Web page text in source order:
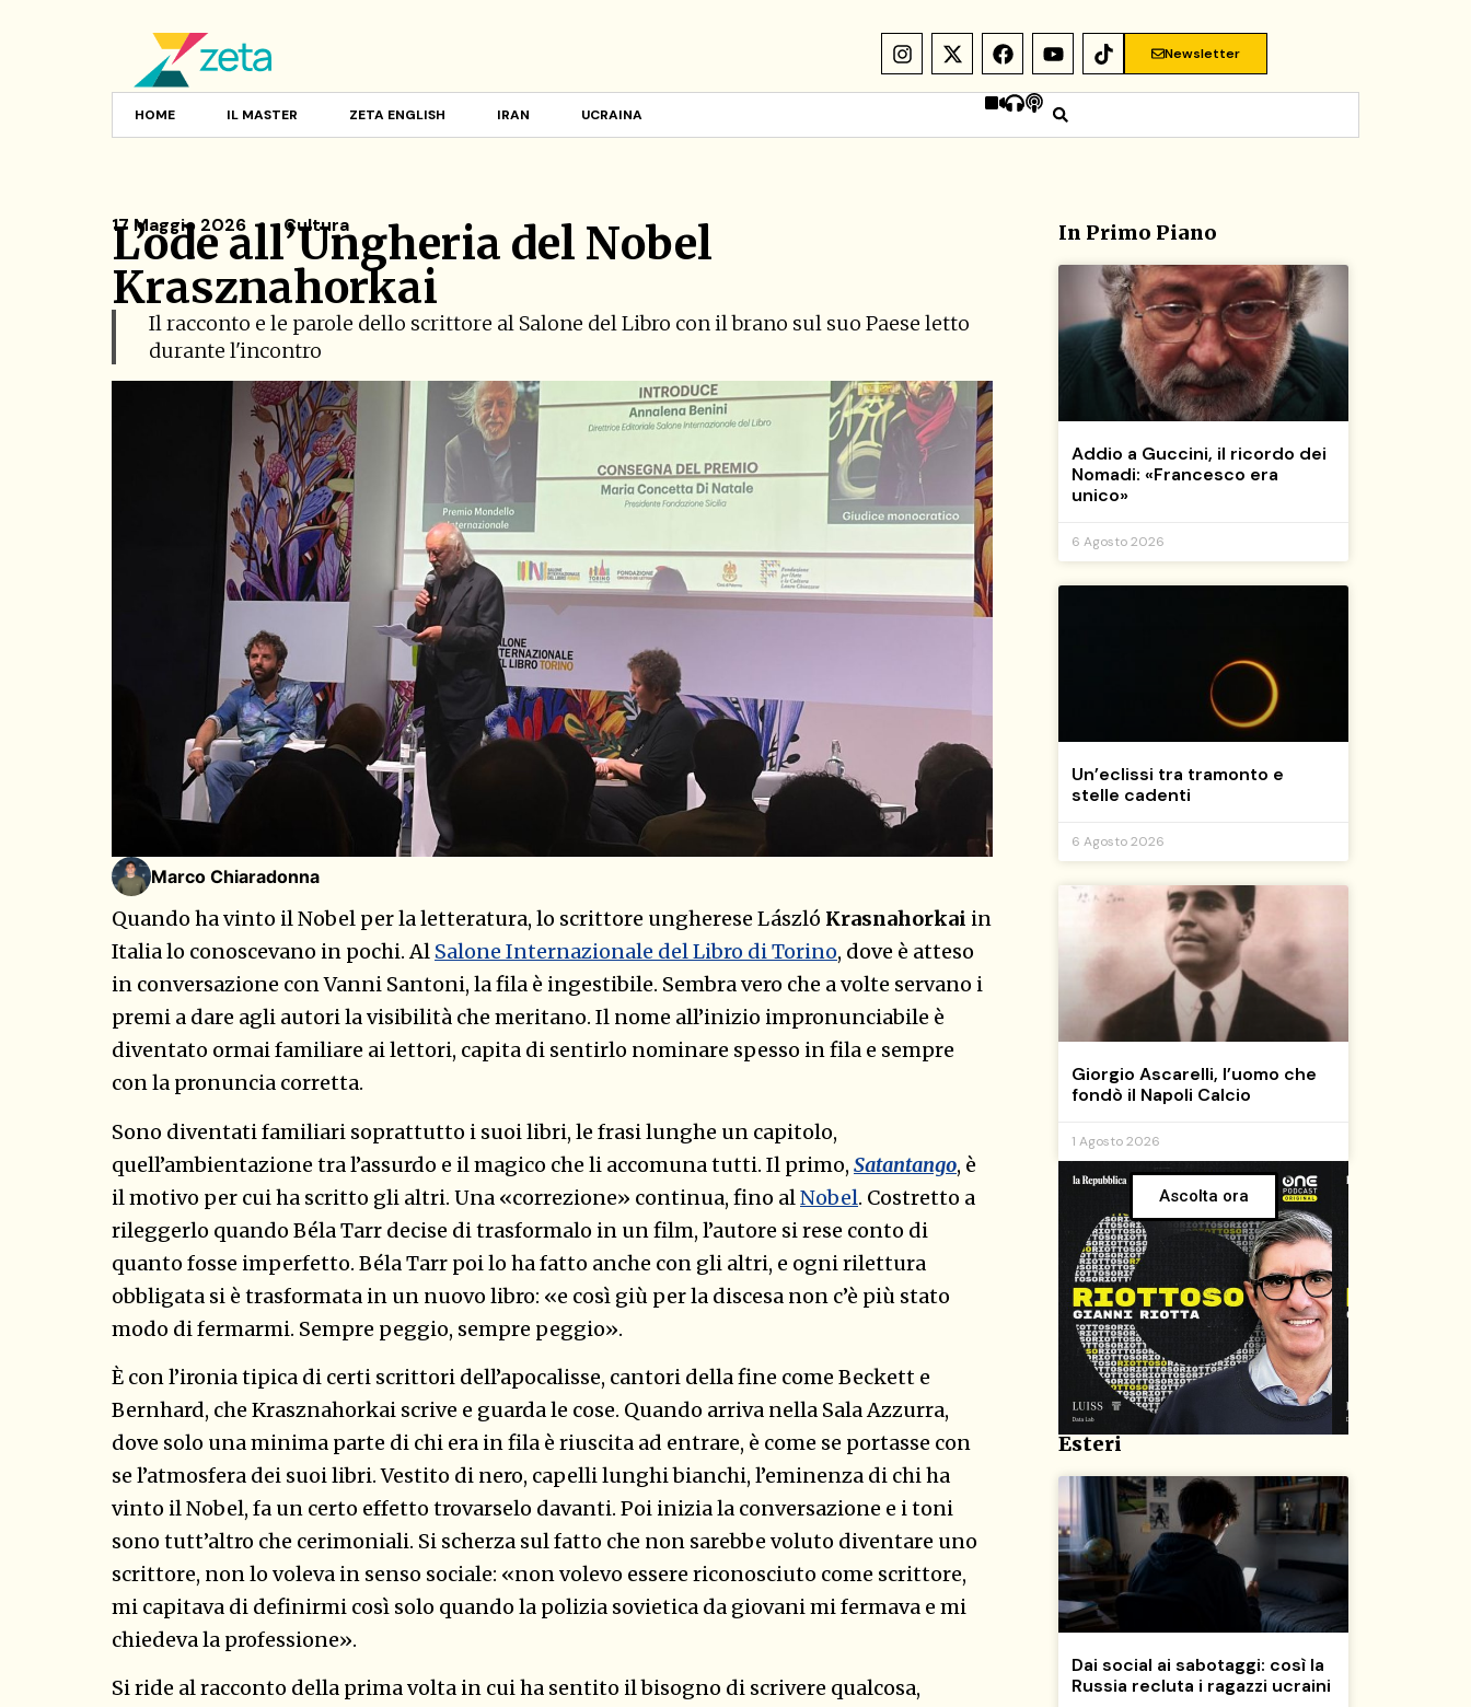
Newsletter
HOME IL MASTER ZETA ENGLISH IRAN UCRAINA
17 Maggio 2026 Cultura
L’ode all’Ungheria del Nobel
Krasznahorkai
Il racconto e le parole dello scrittore al Salone del Libro con il brano sul suo Paese letto
durante l'incontro
Marco Chiaradonna
Quando ha vinto il Nobel per la letteratura, lo scrittore ungherese László Krasnahorkai in
Italia lo conoscevano in pochi. Al Salone Internazionale del Libro di Torino, dove è atteso
in conversazione con Vanni Santoni, la fila è ingestibile. Sembra vero che a volte servano i
premi a dare agli autori la visibilità che meritano. Il nome all’inizio impronunciabile è
diventato ormai familiare ai lettori, capita di sentirlo nominare spesso in fila e sempre
con la pronuncia corretta.
Sono diventati familiari soprattutto i suoi libri, le frasi lunghe un capitolo,
quell’ambientazione tra l’assurdo e il magico che li accomuna tutti. Il primo, Satantango, è
il motivo per cui ha scritto gli altri. Una «correzione» continua, fino al Nobel. Costretto a
rileggerlo quando Béla Tarr decise di trasformalo in un film, l’autore si rese conto di
quanto fosse imperfetto. Béla Tarr poi lo ha fatto anche con gli altri, e ogni rilettura
obbligata si è trasformata in un nuovo libro: «e così giù per la discesa non c’è più stato
modo di fermarmi. Sempre peggio, sempre peggio».
È con l’ironia tipica di certi scrittori dell’apocalisse, cantori della fine come Beckett e
Bernhard, che Krasznahorkai scrive e guarda le cose. Quando arriva nella Sala Azzurra,
dove solo una minima parte di chi era in fila è riuscita ad entrare, è come se portasse con
se l’atmosfera dei suoi libri. Vestito di nero, capelli lunghi bianchi, l’eminenza di chi ha
vinto il Nobel, fa un certo effetto trovarselo davanti. Poi inizia la conversazione e i toni
sono tutt’altro che cerimoniali. Si scherza sul fatto che non sarebbe voluto diventare uno
scrittore, non lo voleva in senso sociale: «non volevo essere riconosciuto come scrittore,
mi capitava di definirmi così solo quando la polizia sovietica da giovani mi fermava e mi
chiedeva la professione».
Si ride al racconto della prima volta in cui ha sentito il bisogno di scrivere qualcosa,
In Primo Piano
Addio a Guccini, il ricordo dei
Nomadi: «Francesco era
unico»
6 Agosto 2026
Un’eclissi tra tramonto e
stelle cadenti
6 Agosto 2026
Giorgio Ascarelli, l’uomo che
fondò il Napoli Calcio
1 Agosto 2026
Ascolta ora
Esteri
Dai social ai sabotaggi: così la
Russia recluta i ragazzi ucraini